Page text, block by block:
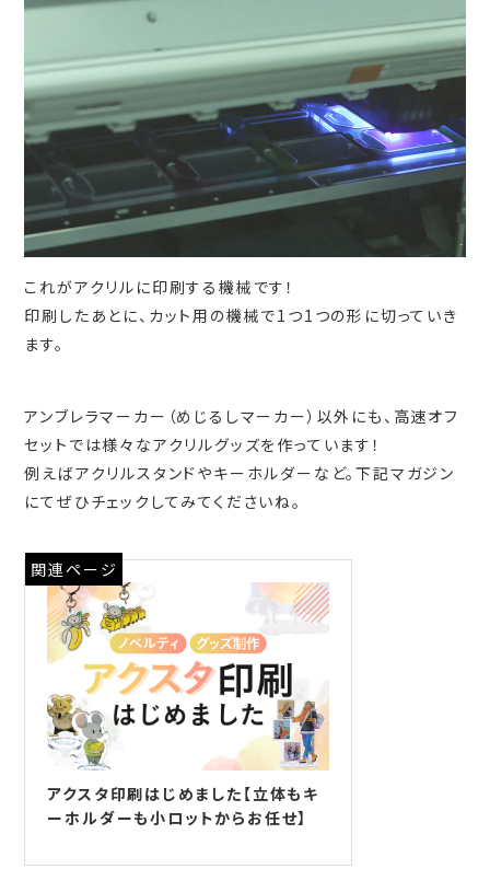
これがアクリルに印刷する機械です！
印刷したあとに、カット用の機械で1つ1つの形に切っていき
ます。
アンブレラマーカー（めじるしマーカー）以外にも、高速オフ
セットでは様々なアクリルグッズを作っています！
例えばアクリルスタンドやキーホルダーなど。下記マガジン
にてぜひチェックしてみてくださいね。
関連ページ
アクスタ印刷はじめました【立体もキ
ーホルダーも小ロットからお任せ】